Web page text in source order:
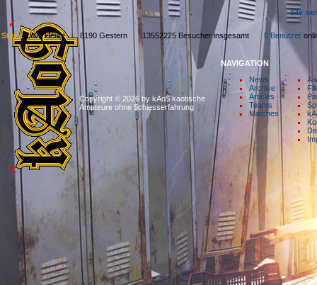
Site
Stats: 1806 Heute 8190 Gestern 13552225 Besucher insgesamt0 Benutzer
Copyright © 2026 by kAo$ kaotische
Amateure ohne $chiesserfahrung
NAVIGATION
News
Archive
Articles
Teams
Matches